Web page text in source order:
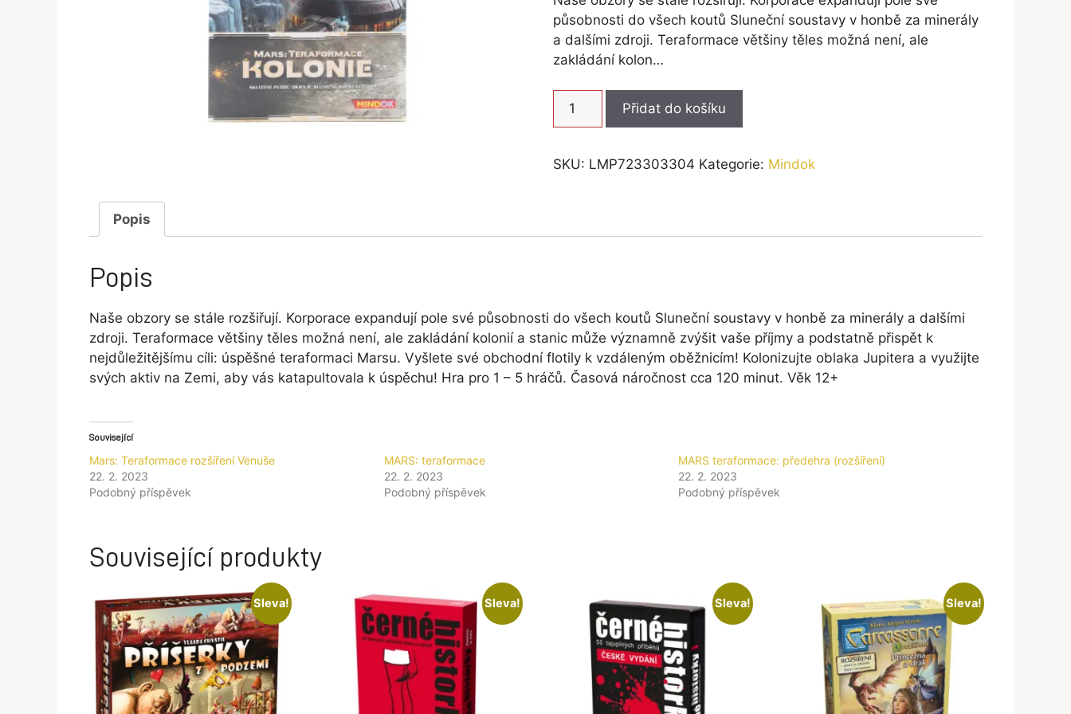
507 Kč. 398 Kč.
působnosti do všech koutů Sluneční soustavy v honbě za minerály
a dalšími zdroji. Teraformace většiny těles možná není, ale
zakládání kolon…
Mars:
Kolonie
Přidat do košíku
SKU: LMP723303304 Kategorie: Mindok
Popis
Popis
Naše obzory se stále rozšiřují. Korporace expandují pole své působnosti do všech koutů Sluneční soustavy v honbě za minerály a dalšími
zdroji. Teraformace většiny těles možná není, ale zakládání kolonií a stanic může významně zvýšit vaše příjmy a podstatně přispět k
nejdůležitějšímu cíli: úspěšné teraformaci Marsu. Vyšlete své obchodní flotily k vzdáleným oběžnicím! Kolonizujte oblaka Jupitera a využijte
svých aktiv na Zemi, aby vás katapultovala k úspěchu! Hra pro 1 – 5 hráčů. Časová náročnost cca 120 minut. Věk 12+
Související
Mars: Teraformace rozšíření Venuše
22. 2. 2023
Podobný příspěvek
MARS: teraformace
22. 2. 2023
Podobný příspěvek
MARS teraformace: předehra (rozšíření)
22. 2. 2023
Podobný příspěvek
Související produkty
Sleva! Sleva! Sleva! Sleva!